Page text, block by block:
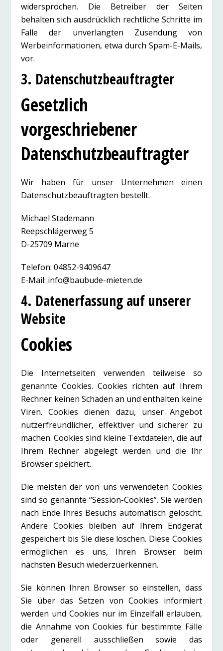
widersprochen. Die Betreiber der Seiten
behalten sich ausdrücklich rechtliche Schritte im
Falle der unverlangten Zusendung von
Werbeinformationen, etwa durch Spam-E-Mails,
vor.
3. Datenschutzbeauftragter
Gesetzlich
vorgeschriebener
Datenschutzbeauftragter
Wir haben für unser Unternehmen einen
Datenschutzbeauftragten bestellt.
Michael Stademann
Reepschlägerweg 5
D-25709 Marne
Telefon: 04852-9409647
E-Mail: info@baubude-mieten.de
4. Datenerfassung auf unserer
Website
Cookies
Die Internetseiten verwenden teilweise so
genannte Cookies. Cookies richten auf Ihrem
Rechner keinen Schaden an und enthalten keine
Viren. Cookies dienen dazu, unser Angebot
nutzerfreundlicher, effektiver und sicherer zu
machen. Cookies sind kleine Textdateien, die auf
Ihrem Rechner abgelegt werden und die Ihr
Browser speichert.
Die meisten der von uns verwendeten Cookies
sind so genannte “Session-Cookies”. Sie werden
nach Ende Ihres Besuchs automatisch gelöscht.
Andere Cookies bleiben auf Ihrem Endgerät
gespeichert bis Sie diese löschen. Diese Cookies
ermöglichen es uns, Ihren Browser beim
nächsten Besuch wiederzuerkennen.
Sie können Ihren Browser so einstellen, dass
Sie über das Setzen von Cookies informiert
werden und Cookies nur im Einzelfall erlauben,
die Annahme von Cookies für bestimmte Fälle
oder generell ausschließen sowie das